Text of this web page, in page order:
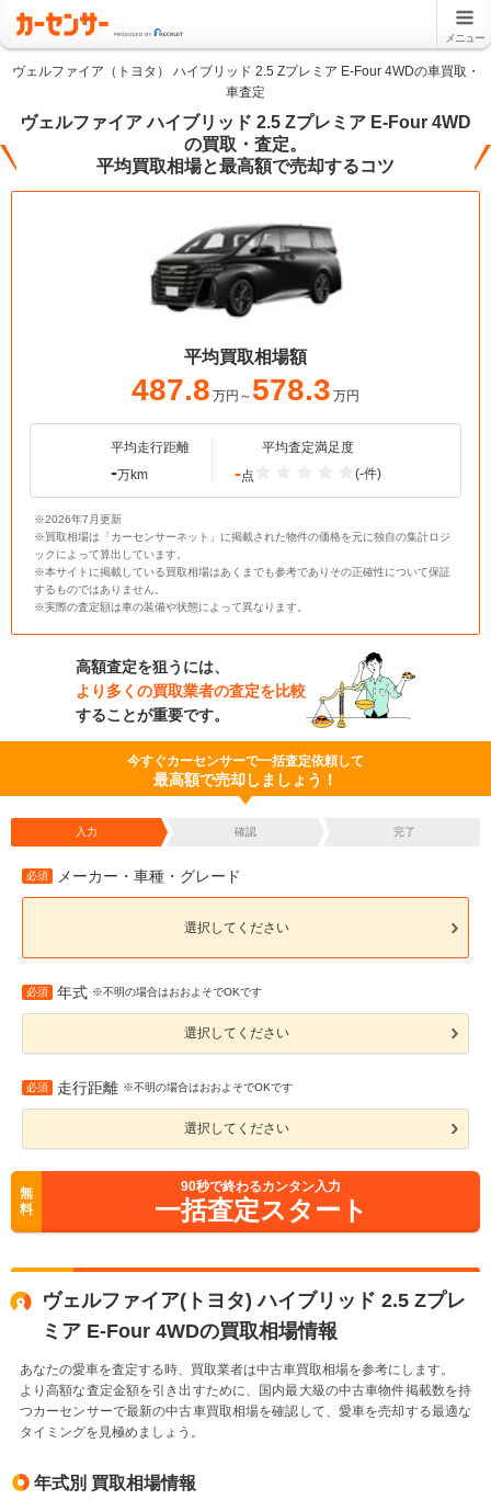
メニュー
ヴェルファイア（トヨタ） ハイブリッド 2.5 Zプレミア E-Four 4WDの車買取・
車査定
ヴェルファイア ハイブリッド 2.5 Zプレミア E-Four 4WD
の買取・査定。
平均買取相場と最高額で売却するコツ
平均買取相場額
487.8 万円～ 578.3 万円
平均走行距離
-万km
平均査定満足度
-点 (-件)
※2026年7月更新
※買取相場は「カーセンサーネット」に掲載された物件の価格を元に独自の集計ロジ
ックによって算出しています。
※本サイトに掲載している買取相場はあくまでも参考でありその正確性について保証
するものではありません。
※実際の査定額は車の装備や状態によって異なります。
高額査定を狙うには、
より多くの買取業者の査定を比較
することが重要です。
今すぐカーセンサーで一括査定依頼して
最高額で売却しましょう！
入力 確認 完了
必須 メーカー・車種・グレード
選択してください
必須 年式 ※不明の場合はおおよそでOKです
選択してください
必須 走行距離 ※不明の場合はおおよそでOKです
選択してください
無
料
90秒で終わるカンタン入力
一括査定スタート
ヴェルファイア(トヨタ) ハイブリッド 2.5 Zプレ
ミア E-Four 4WDの買取相場情報
あなたの愛車を査定する時、買取業者は中古車買取相場を参考にします。
より高額な査定金額を引き出すために、国内最大級の中古車物件掲載数を持
つカーセンサーで最新の中古車買取相場を確認して、愛車を売却する最適な
タイミングを見極めましょう。
年式別 買取相場情報